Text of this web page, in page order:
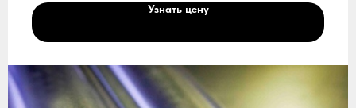
Узнать цену